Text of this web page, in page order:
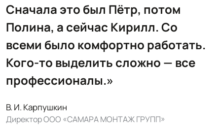
Сначала это был Пётр, потом
Полина, а сейчас Кирилл. Со
всеми было комфортно работать.
Кого-то выделить сложно — все
профессионалы.»
В. И. Карпушкин
Директор ООО «САМАРА МОНТАЖ ГРУПП»